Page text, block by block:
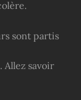
sont partis
Allez savoir